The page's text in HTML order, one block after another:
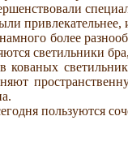
намного более
светильники
пользуются